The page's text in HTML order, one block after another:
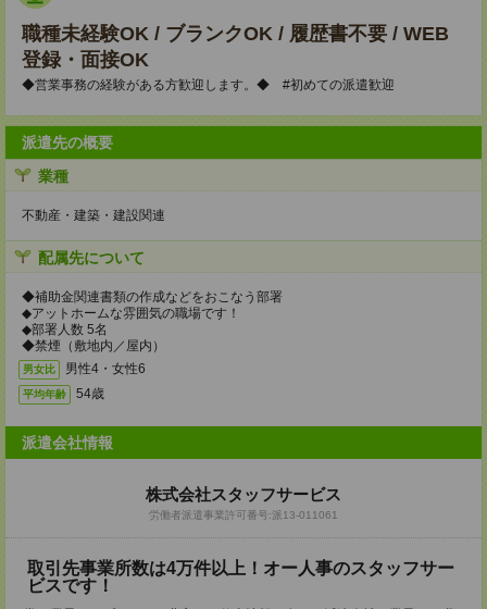
職種未経験OK / ブランクOK / 履歴書不要 / WEB
登録・面接OK
◆営業事務の経験がある方歓迎します。◆ #初めての派遣歓迎
派遣先の概要
業種
不動産・建築・建設関連
配属先について
◆補助金関連書類の作成などをおこなう部署
◆アットホームな雰囲気の職場です！
◆部署人数 5名
◆禁煙（敷地内／屋内）
男女比 男性4・女性6
平均年齢 54歳
派遣会社情報
株式会社スタッフサービス
労働者派遣事業許可番号:派13-011061
取引先事業所数は4万件以上！オー人事のスタッフサー
ビスです！